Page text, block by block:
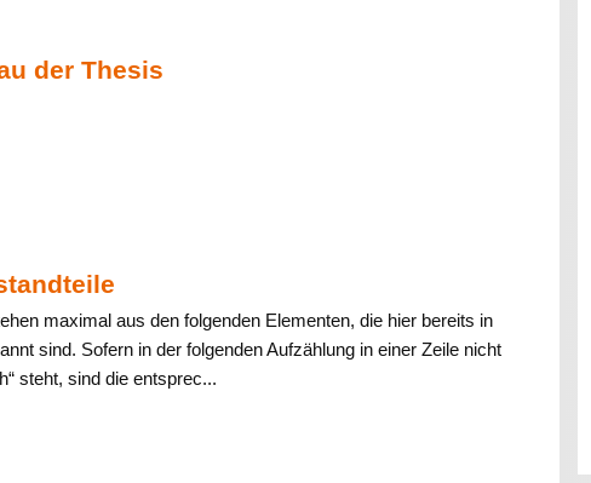
der Thesis
maximal aus den folgenden Elementen, die hier bereits in
sind. Sofern in der folgenden Aufzählung in einer Zeile nicht
steht, sind die entsprec...